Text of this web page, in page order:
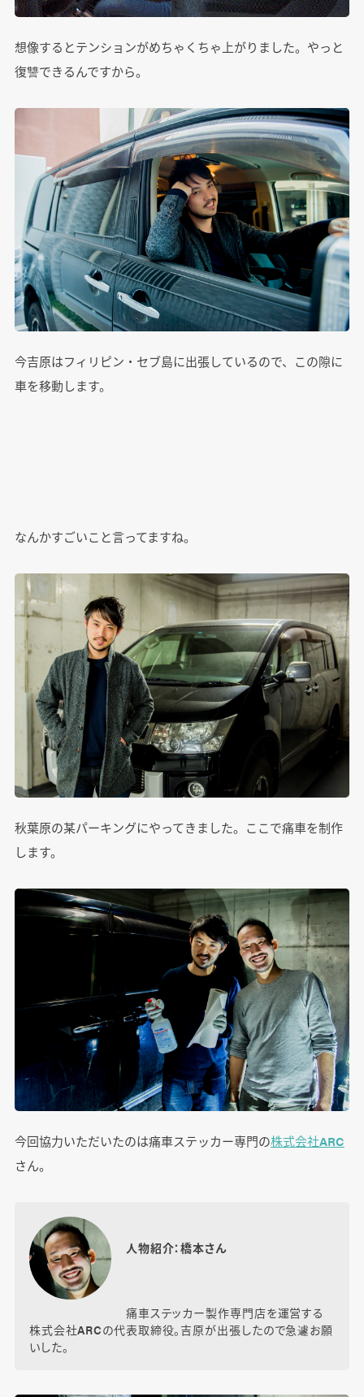
想像するとテンションがめちゃくちゃ上がりました。やっと
復讐できるんですから。
今吉原はフィリピン・セブ島に出張しているので、この隙に
車を移動します。
なんかすごいこと言ってますね。
秋葉原の某パーキングにやってきました。ここで痛車を制作
します。
今回協力いただいたのは痛車ステッカー専門の株式会社ARC
さん。
人物紹介：橋本さん
痛車ステッカー製作専門店を運営する
株式会社ARCの代表取締役。吉原が出張したので急遽お願
いした。